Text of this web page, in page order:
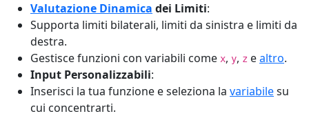
Valutazione Dinamica dei Limiti:
Supporta limiti bilaterali, limiti da sinistra e limiti da
destra.
Gestisce funzioni con variabili come x, y, z ealtro.
Input Personalizzabili:
Inserisci la tua funzione e seleziona la variabilesu
cui concentrarti.